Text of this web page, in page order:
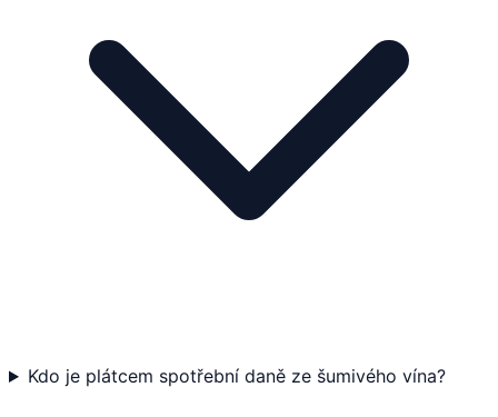
Kdo je plátcem spotřební daně ze šumivého vína?